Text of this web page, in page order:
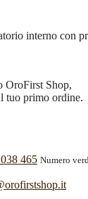
interno con
OroFirst Shop,
tuo primo ordine.
465 Numero